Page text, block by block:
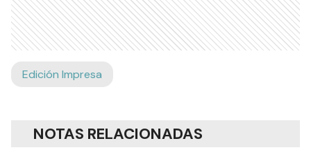
Edición Impresa
NOTAS RELACIONADAS